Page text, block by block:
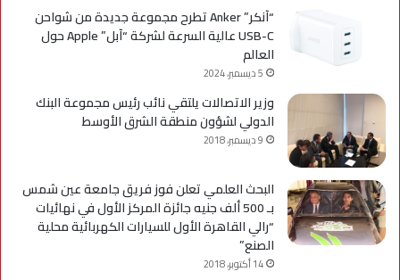
“آنكر” Anker تطرح مجموعة جديدة من شواحن
USB-C عالية السرعة لشركة “آبل” Apple حول
العالم
5 ديسمبر، 2024
وزير الاتصالات يلتقي نائب رئيس مجموعة البنك
الدولي لشؤون منطقة الشرق الأوسط
9 ديسمبر، 2018
البحث العلمي تعلن فوز فريق جامعة عين شمس
بـ 500 ألف جنيه جائزة المركز الأول في نهائيات
“رالي القاهرة الأول للسيارات الكهربائية محلية
الصنع”
14 أكتوبر، 2018